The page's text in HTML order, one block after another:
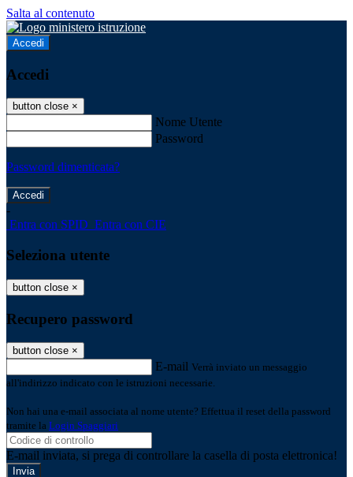
Salta al contenuto
Accedi
Accedi
button close ×
Nome Utente
Password
Password dimenticata?
-
Entra con SPID Entra con CIE
Seleziona utente
button close ×
Recupero password
button close ×
E-mail Verrà inviato un messaggio
all'indirizzo indicato con le istruzioni necessarie.
Non hai una e-mail associata al nome utente? Effettua il reset della password
tramite la Login Spaggiari
E-mail inviata, si prega di controllare la casella di posta elettronica!